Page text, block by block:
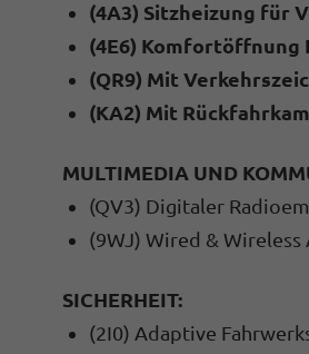
(4A3) Sitzheizung für
(4E6) Komfortöffnung
(QR9) Mit
(KA2) Mit
MULTIMEDIA UND
(QV3) Digitaler
(9WJ) Wired & Wireless
SICHERHEIT:
(2I0) Adaptive